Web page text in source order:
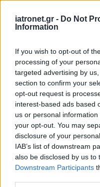
iatronet.gr - Do Not
Information
If you wish to opt-out of
processing of your
targeted advertising by
section to confirm your
opt-out request is
interest-based ads based
us or personal
your opt-out. You may
disclosure of your
IAB’s list of downstream
also be disclosed by us to
Downstream Participants